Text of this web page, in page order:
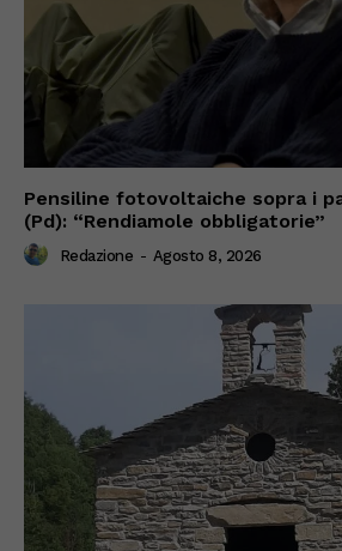
Pensiline fotovoltaiche sopra i
(Pd): “Rendiamole obbligatorie”
Redazione - Agosto 8, 2026